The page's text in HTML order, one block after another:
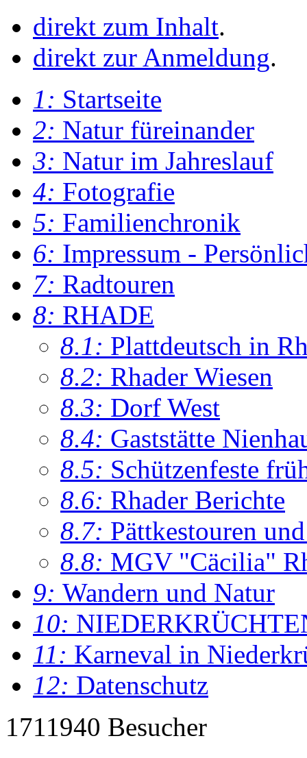
direkt zum Inhalt.
direkt zur Anmeldung.
1: Startseite
2: Natur füreinander
3: Natur im Jahreslauf
4: Fotografie
5: Familienchronik
6: Impressum -
7: Radtouren
8: RHADE
8.1: Plattdeutsch in
8.2: Rhader Wiesen
8.3: Dorf West
8.4: Gaststätte
8.5: Schützenfeste
8.6: Rhader Berichte
8.7: Pättkestouren
8.8: MGV "Cäcilia"
9: Wandern und Natur
10:
11: Karneval in
12: Datenschutz
1711940 Besucher